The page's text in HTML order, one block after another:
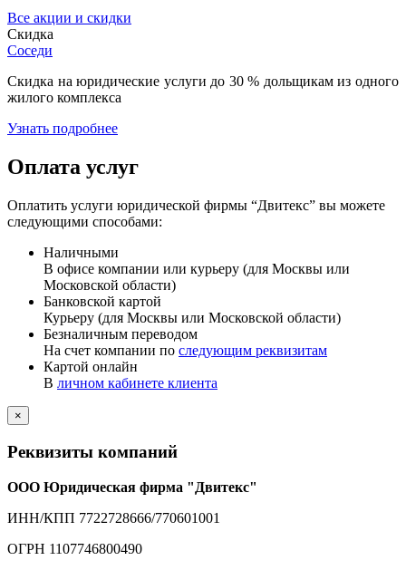
Все акции и скидки
Скидка
Соседи
Скидка на юридические услуги до 30 % дольщикам из одного
жилого комплекса
Узнать подробнее
Оплата услуг
Оплатить услуги юридической фирмы “Двитекс” вы можете
следующими способами:
Наличными
В офисе компании или курьеру (для Москвы или
Московской области)
Банковской картой
Курьеру (для Москвы или Московской области)
Безналичным переводом
На счет компании по следующим реквизитам
Картой онлайн
В личном кабинете клиента
×
Реквизиты компаний
ООО Юридическая фирма "Двитекс"
ИНН/КПП 7722728666/770601001
ОГРН 1107746800490